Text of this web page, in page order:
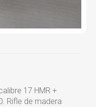
17 HMR +
Rifle de madera